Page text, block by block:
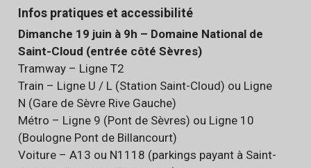
Infos pratiques et accessibilité
Dimanche 19 juin à 9h – Domaine National de
Saint-Cloud (entrée côté Sèvres)
Tramway – Ligne T2
Train – Ligne U / L (Station Saint-Cloud) ou Ligne
N (Gare de Sèvre Rive Gauche)
Métro – Ligne 9 (Pont de Sèvres) ou Ligne 10
(Boulogne Pont de Billancourt)
Voiture – A13 ou N1118 (parkings payant à Saint-